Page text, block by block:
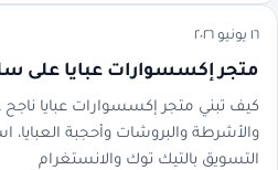
١٦ يونيو ٢٠٢٦
متجر إكسسوارات عبايا على سلة:
كيف تبني متجر إكسسوارات عبايا
والأشرطة والبروشات وأحجبة العبايا،
التسويق بالتيك توك والانستغرام